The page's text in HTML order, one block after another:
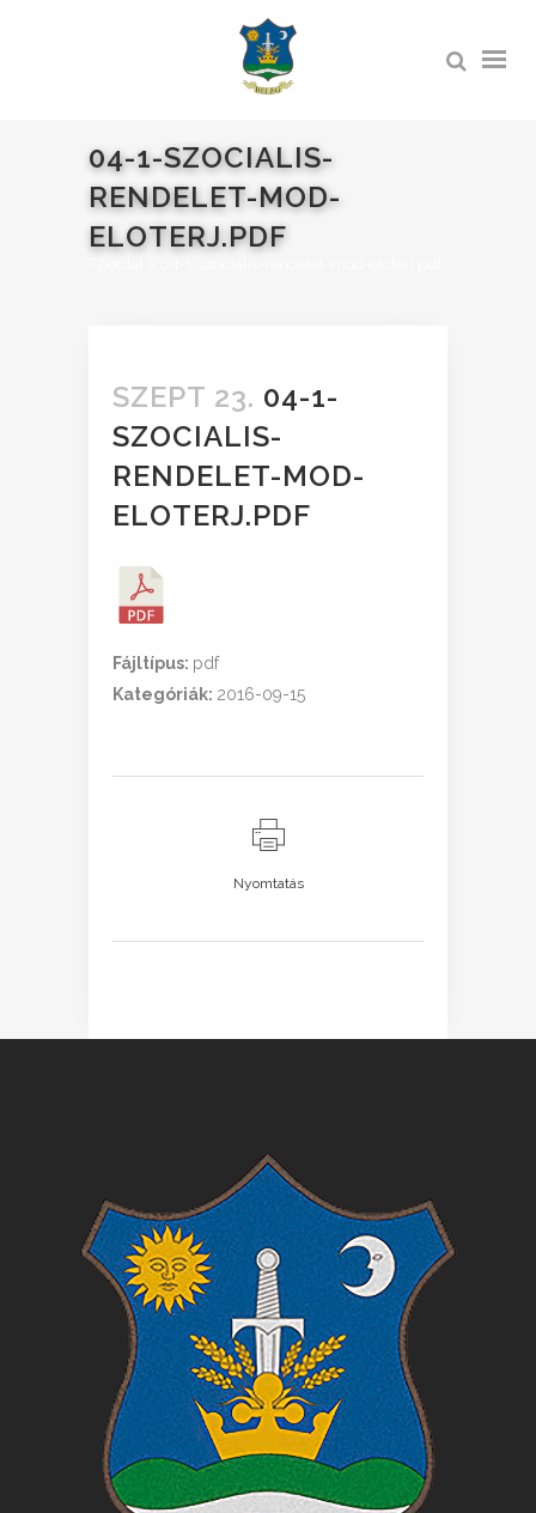
04-1-SZOCIALIS-
RENDELET-MOD-
ELOTERJ.PDF
SZEPT 23. 04-1-
SZOCIALIS-
RENDELET-MOD-
ELOTERJ.PDF
Fájltípus: pdf
Kategóriák: 2016-09-15
Nyomtatás